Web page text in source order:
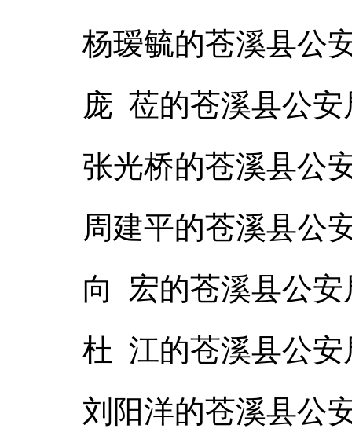
杨瑷毓的苍溪县公
庞 莅的苍溪县公
张光桥的苍溪县公
周建平的苍溪县公
向 宏的苍溪县公
杜 江的苍溪县公安
刘阳洋的苍溪县公